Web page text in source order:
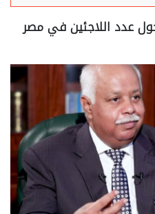
عدد اللاجئين في مصر